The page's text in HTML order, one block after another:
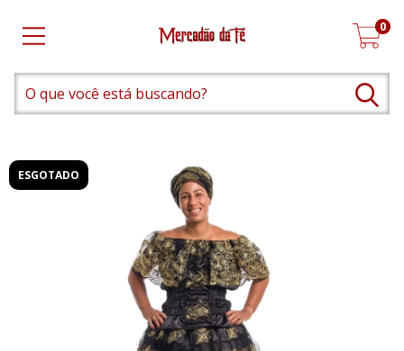
0
ESGOTADO